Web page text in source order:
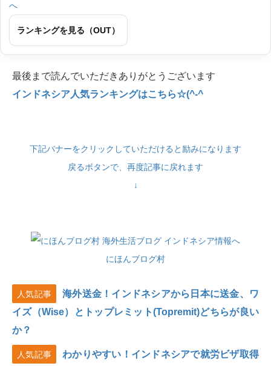
ランキングを見る（OUT）
最後まで読んでいただきありがとうございます
インドネシア人気ランキングはこちら☆(^-^
下記バナーをクリックしていただけると励みになります
戻るボタンで、再度記事に戻れます
↓
にほんブログ村
人気記事
海外送金！インドネシアから日本に送金、ワ
イズ（Wise）とトップレミット(Topremit)どちらが良い
か？
人気記事
わかりやすい！インドネシアで就労ビザ取得